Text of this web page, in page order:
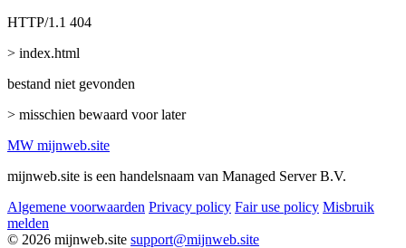
HTTP/1.1 404
> index.html
bestand niet gevonden
> misschien bewaard voor later
MW mijnweb.site
mijnweb.site is een handelsnaam van Managed Server B.V.
Algemene voorwaarden Privacy policy Fair use policy Misbruik
melden
© 2026 mijnweb.site support@mijnweb.site